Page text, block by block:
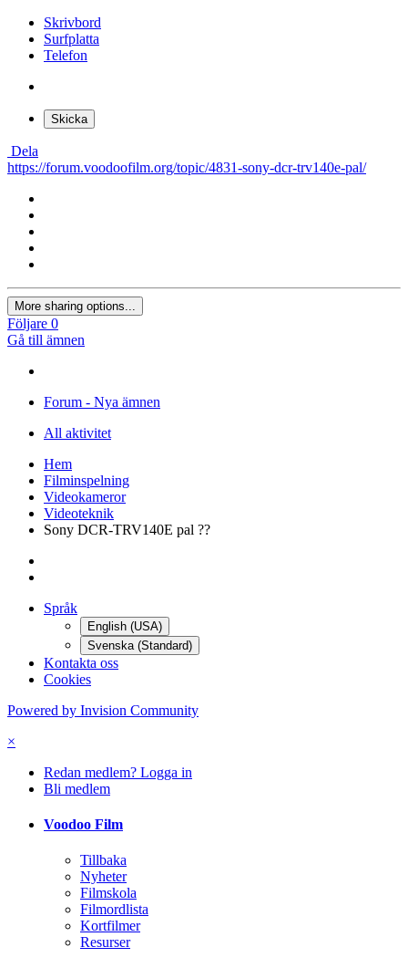
Skrivbord
Surfplatta
Telefon
Skicka
Dela
https://forum.voodoofilm.org/topic/4831-sony-dcr-trv140e-pal/
More sharing options...
Följare 0
Gå till ämnen
Forum - Nya ämnen
All aktivitet
Hem
Filminspelning
Videokameror
Videoteknik
Sony DCR-TRV140E pal ??
Språk
English (USA)
Svenska (Standard)
Kontakta oss
Cookies
Powered by Invision Community
×
Redan medlem? Logga in
Bli medlem
Voodoo Film
Tillbaka
Nyheter
Filmskola
Filmordlista
Kortfilmer
Resurser